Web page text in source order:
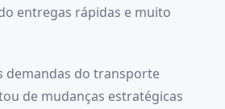
entregas rápidas e muito
demandas do transporte
de mudanças estratégicas